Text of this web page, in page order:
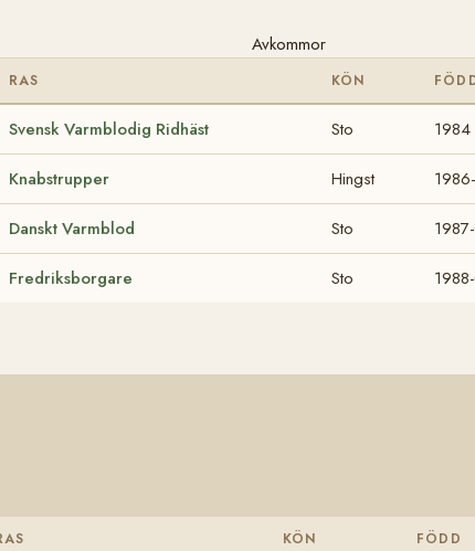
Avkommor
RAS KÖN
Svensk Varmblodig Ridhäst Sto 1984
Knabstrupper Hingst
Danskt Varmblod Sto
Fredriksborgare Sto
KÖN FÖDD